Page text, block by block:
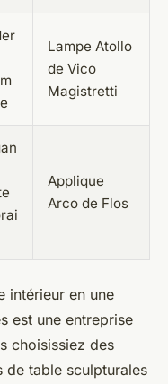
Lampe Atollo
de Vico
Magistretti
Applique
Arco de Flos
intérieur en une
est une entreprise
choisissiez des
de table sculpturales